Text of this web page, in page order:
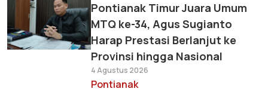
Pontianak Timur Juara Umum
MTQ ke-34, Agus Sugianto
Harap Prestasi Berlanjut ke
Provinsi hingga Nasional
4 Agustus 2026
Pontianak